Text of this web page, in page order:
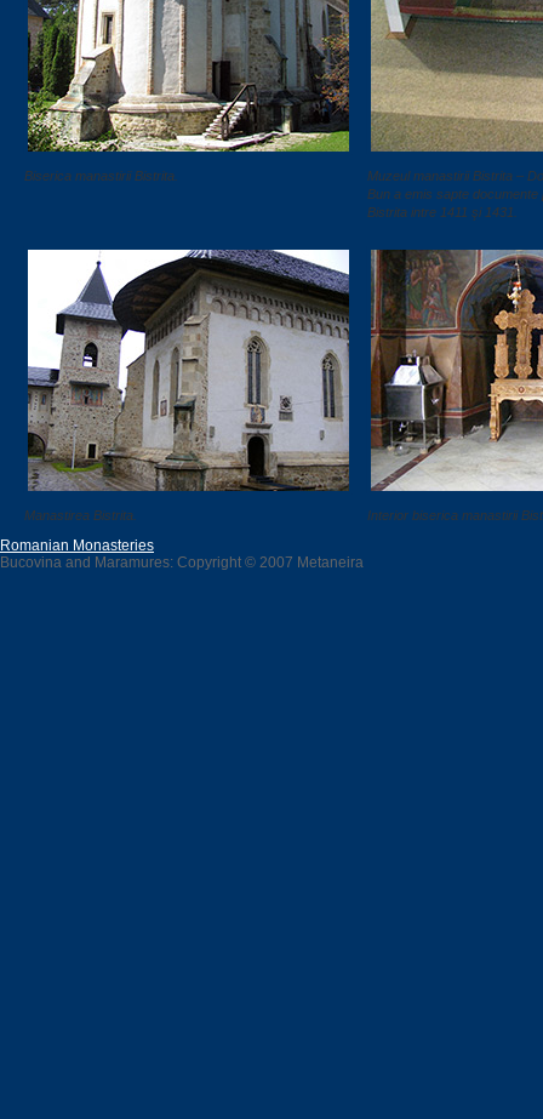
Biserica manastirii Bistrita.
Muzeul manastirii Bistrita –
Bun a emis sapte
Bistrita intre 1411 şi 1431.
Manastirea Bistrita. Interior biserica manastirii
Romanian Monasteries
Bucovina and Maramures: Copyright © 2007 Metaneira